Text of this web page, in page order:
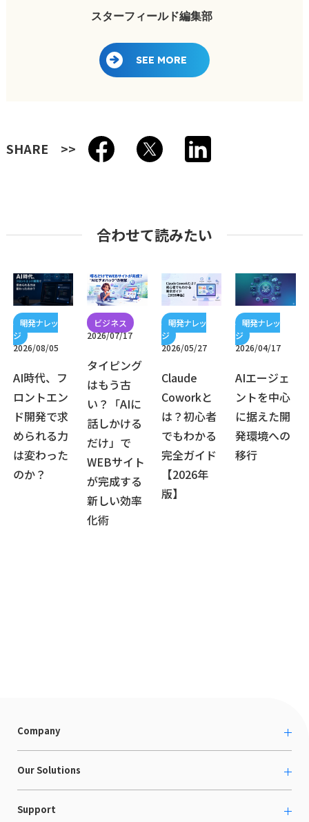
スターフィールド編集部
SEE MORE
SHARE
合わせて読みたい
2026/08/05
AI時代、フ
ロントエン
ド開発で求
められる力
は変わった
のか？
2026/07/17
タイピング
はもう古
い？「AIに
話しかける
だけ」で
WEBサイト
が完成する
新しい効率
化術
2026/05/27
Claude
Coworkと
は？初心者
でもわかる
完全ガイド
【2026年
版】
2026/04/17
AIエージェ
ントを中心
に据えた開
発環境への
移行
Company
About us
カルチャー
採用情報
Our Solutions
越境ECコンサルティング
Support